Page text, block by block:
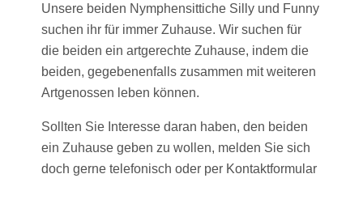
Unsere beiden Nymphensittiche Silly und Funny
suchen ihr für immer Zuhause. Wir suchen für
die beiden ein artgerechte Zuhause, indem die
beiden, gegebenenfalls zusammen mit weiteren
Artgenossen leben können.
Sollten Sie Interesse daran haben, den beiden
ein Zuhause geben zu wollen, melden Sie sich
doch gerne telefonisch oder per Kontaktformular